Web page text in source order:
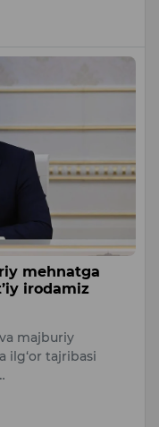
mehnatga
irodamiz
majburiy
ilg‘or tajribasi